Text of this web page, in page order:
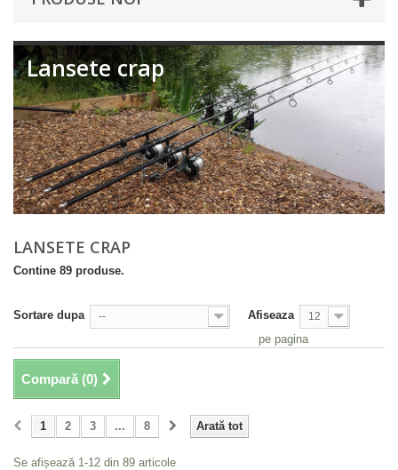
Lansete crap
LANSETE CRAP
Contine 89 produse.
Sortare dupa -- Afiseaza 12
pe pagina
Compară (0)
Arată tot
1 2 3 ... 8
Se afișează 1-12 din 89 articole